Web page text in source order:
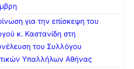
για την επίσκεψη του
κ. Καστανίδη στη
του Συλλόγου
Υπαλλήλων Αθήνας